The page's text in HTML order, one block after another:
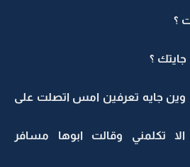
؟
جايتك ؟
جايه تعرفين امس اتصلت على
تكلمني وقالت ابوها مسافر